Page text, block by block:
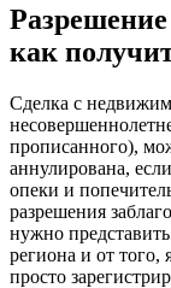
как
Сделка с
прописанного),
аннулирована,
опеки и
разрешения
нужно
региона и от того,
просто